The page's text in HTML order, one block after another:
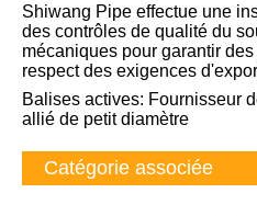
Shiwang Pipe effectue une
des contrôles de qualité du
mécaniques pour garantir
respect des exigences
Balises actives: Fournisseur
allié de petit diamètre
Catégorie associée